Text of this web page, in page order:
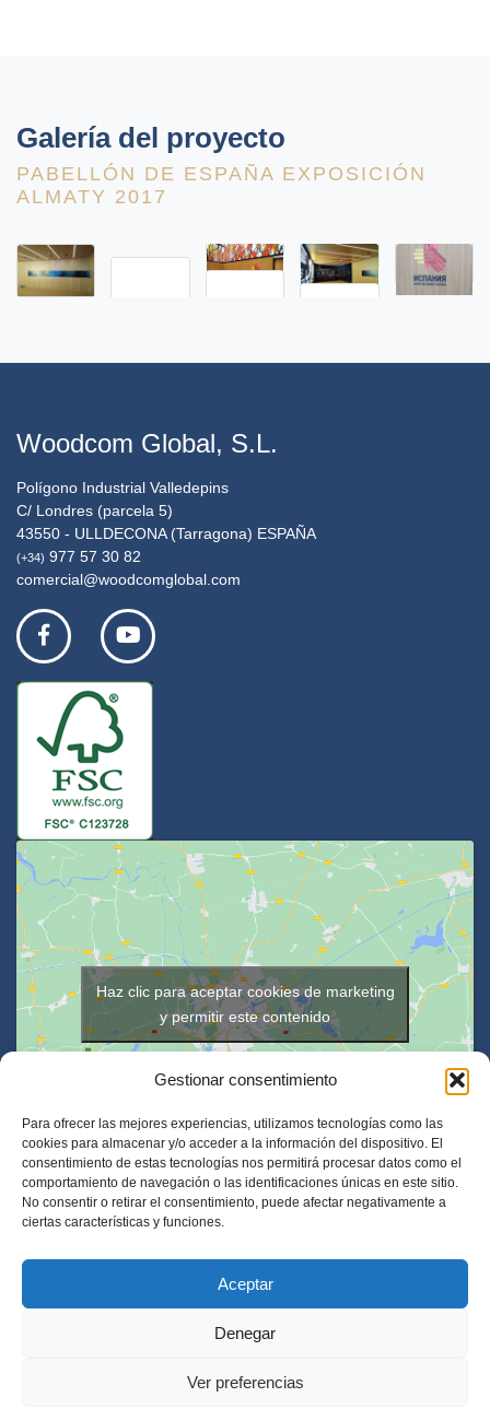
Gestionar consentimiento
Para ofrecer las mejores experiencias, utilizamos tecnologías como las
cookies para almacenar y/o acceder a la información del dispositivo. El
consentimiento de estas tecnologías nos permitirá procesar datos como el
comportamiento de navegación o las identificaciones únicas en este sitio.
No consentir o retirar el consentimiento, puede afectar negativamente a
ciertas características y funciones.
Aceptar
Denegar
Ver preferencias
Galería del proyecto
PABELLÓN DE ESPAÑA EXPOSICIÓN
ALMATY 2017
Woodcom Global, S.L.
Polígono Industrial Valledepins
C/ Londres (parcela 5)
43550 - ULLDECONA (Tarragona) ESPAÑA
(+34) 977 57 30 82
comercial@woodcomglobal.com
Haz clic para aceptar cookies de marketing
y permitir este contenido
® Copyright 2018 - Woodcom Global, S.L.
Política de Privacidad